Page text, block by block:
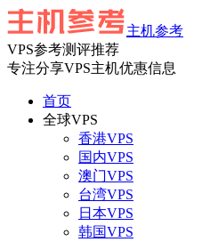
主机参考
VPS参考测评推荐
专注分享VPS主机优惠信息
首页
全球VPS
香港VPS
国内VPS
澳门VPS
台湾VPS
日本VPS
韩国VPS